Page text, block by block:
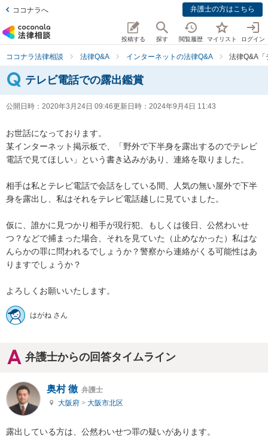
ココナラへ 弁護士の方はこちら
投稿する 探す 閲覧履歴 マイリスト ログイン
ココナラ法律相談 法律Q&A インターネットの法律Q&A 法律Q&A「
テレビ電話での露出鑑賞
公開日時： 2020年3月24日 09:46更新日時： 2024年9月4日 11:43
お世話になっております。
某インターネット掲示板で、「野外で下半身を露出するのでテレビ
電話で見てほしい」という書き込みがあり、連絡を取りました。
相手は私とテレビ電話で会話をしている間、人気の無い屋外で下半
身を露出し、私はそれをテレビ電話越しに見ていました。
仮に、誰かに見つかり相手が現行犯、もしくは後日、公然わいせ
つ？などで捕まった場合、それを見ていた（止めなかった）私はな
んらかの罪に問われるでしょうか？警察から連絡がくる可能性はあ
りますでしょうか？
よろしくお願いいたします。
はがね さん
弁護士からの回答タイムライン
奥村 徹 弁護士
大阪府 > 大阪市北区
露出している方は、公然わいせつ罪の疑いがあります。